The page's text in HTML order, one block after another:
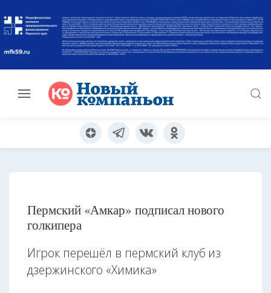
Пермский «Амкар» подписал нового
голкипера
Игрок перешёл в пермский клуб из
дзержинского «Химика»